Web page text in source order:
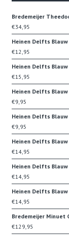
Bredemeijer
€34,95
Heinen Delfts Blauw
€12,95
Heinen Delfts
€15,95
Heinen Delfts
€9,95
Heinen Delfts
€9,95
Heinen Delfts
€14,95
Heinen Delfts
€14,95
Heinen Delfts
€14,95
Bredemeijer Minuet
€129,95